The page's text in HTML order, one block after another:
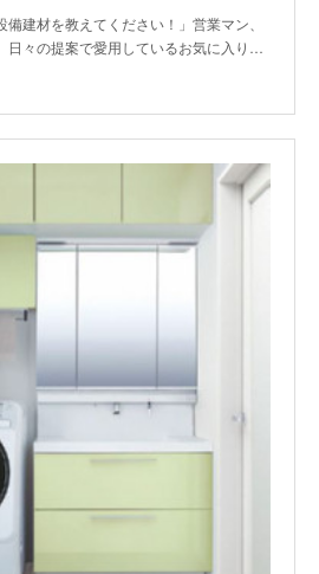
備建材を教えてください！」営業マン、
日々の提案で愛用しているお気に入り…